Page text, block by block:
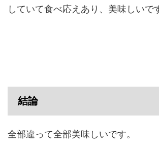
していて食べ応えあり、美味しいで
結論
全部違って全部美味しいです。